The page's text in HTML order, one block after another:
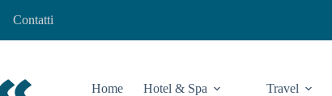
Contatti
Home Hotel & Spa Travel